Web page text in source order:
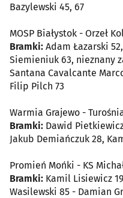
Bazylewski 45, 67
MOSP Białystok - Orzeł
Bramki: Adam Łazarski
Siemieniuk 63, nieznany
Santana Cavalcante
Filip Pilch 73
Warmia Grajewo -
Bramki: Dawid
Jakub Demiańczuk 28,
Promień Mońki - KS
Bramki: Kamil Lisiewicz
Wasilewski 85 - Damian